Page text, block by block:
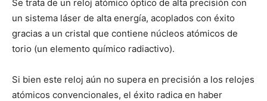
Se trata de un reloj atómico óptico de alta precisión con
un sistema láser de alta energía, acoplados con éxito
gracias a un cristal que contiene núcleos atómicos de
torio (un elemento químico radiactivo).
Si bien este reloj aún no supera en precisión a los relojes
atómicos convencionales, el éxito radica en haber